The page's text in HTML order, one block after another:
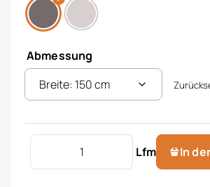
Abmessung
Lfm
Dekostoff Jacquard Menge
In